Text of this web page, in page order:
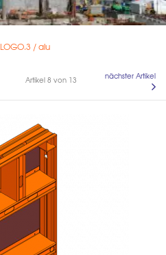
LOGO.3 / alu
Artikel 8 von 13 nächster Artikel